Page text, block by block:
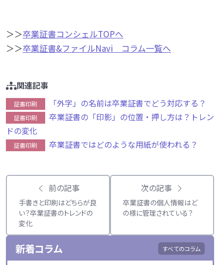
＞＞卒業証書コンシェルTOPへ
＞＞卒業証書&ファイルNavi コラム一覧へ
関連記事
証書印刷 「外字」の名前は卒業証書でどう対応する？
証書印刷
卒業証書の「印影」の位置・押し方は？トレン
ドの変化
証書印刷 卒業証書ではどのような用紙が使われる？
前の記事
手書きと印刷はどちらが良
い？卒業証書のトレンドの
変化
次の記事
卒業証書の個人情報はど
の様に管理されている？
新着コラム すべてのコラム